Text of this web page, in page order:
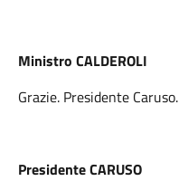
Ministro CALDEROLI
Grazie. Presidente Caruso.
Presidente CARUSO